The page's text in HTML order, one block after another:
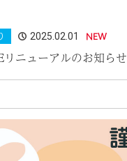
2025.02.01 NEW
ニューアルのお知らせ